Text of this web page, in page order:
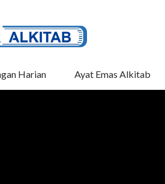
Harian Ayat Emas Alkitab